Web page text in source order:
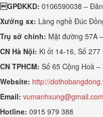
GPĐKKD: 0106590038 –
Xưởng sx: Làng nghề Đúc
Trụ sở chính: Mặt đường 57A
CN Hà Nội: Ki ốt 14-16, Số
CN TPHCM: Số 65 Cộng Hoà –
Website: http://
Email: vumanhxung@gmail.com
Hotline: 0915 979 388